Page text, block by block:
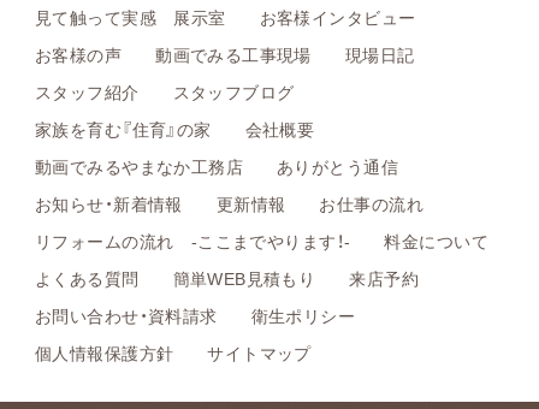
見て触って実感 展示室
お客様インタビュー
お客様の声
動画でみる工事現場
現場日記
スタッフ紹介
スタッフブログ
家族を育む『住育』の家
会社概要
動画でみるやまなか工務店
ありがとう通信
お知らせ・新着情報
更新情報
お仕事の流れ
リフォームの流れ -ここまでやります！-
料金について
よくある質問
簡単WEB見積もり
来店予約
お問い合わせ・資料請求
衛生ポリシー
個人情報保護方針
サイトマップ